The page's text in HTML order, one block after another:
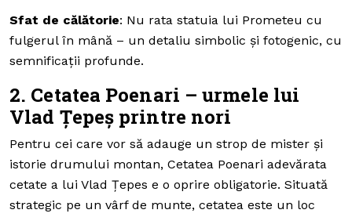
Sfat de călătorie: Nu rata statuia lui Prometeu cu
fulgerul în mână – un detaliu simbolic și fotogenic, cu
semnificații profunde.
2. Cetatea Poenari – urmele lui
Vlad Țepeș printre nori
Pentru cei care vor să adauge un strop de mister și
istorie drumului montan, Cetatea Poenari adevărata
cetate a lui Vlad Țepes e o oprire obligatorie. Situată
strategic pe un vârf de munte, cetatea este un loc